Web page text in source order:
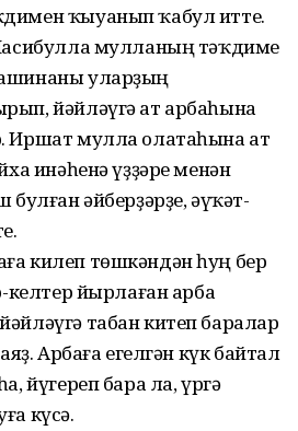
ҡыуанып ҡабул итте.
мулланың тәҡдиме
уларҙың
йәйләүгә ат арбаһына
Иршат мулла олатаһына ат
инәһенә үҙҙәре менән
әйберҙәрҙе, әүҡәт-
килеп төшкәндән һуң бер
келтер йырлаған арба
табан китеп баралар
Арбаға егелгән күк байтал
йүгереп бара ла, үргә
күсә.